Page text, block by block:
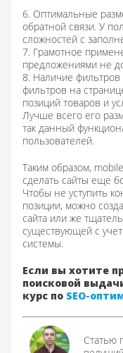
6. Оптимальные
обратной связи. У
сложностей с
7. Грамотное
предложениями не
8. Наличие
фильтров на
позиций товаров и
Лучше всего его
так данный
пользователей.
Таким образом,
сделать сайты еще
Чтобы не уступить
позиции, можно
сайта или же
существующей с
системы.
Если вы хотите
поисковой
курс по SEO-
Статью